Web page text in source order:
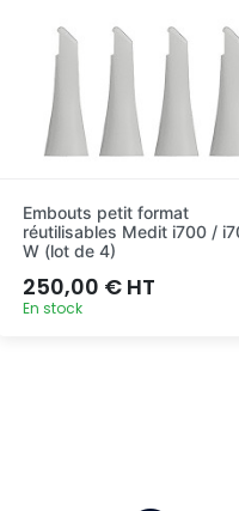
Embouts petit format
réutilisables Medit i700 /
W (lot de 4)
250,00 € HT
En stock